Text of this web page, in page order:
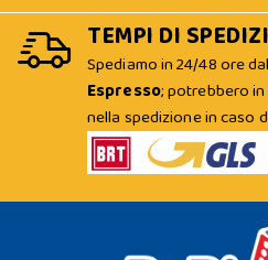
TEMPI DI
Spediamo in 24/48 ore
Espresso; potrebbero
nella spedizione in caso